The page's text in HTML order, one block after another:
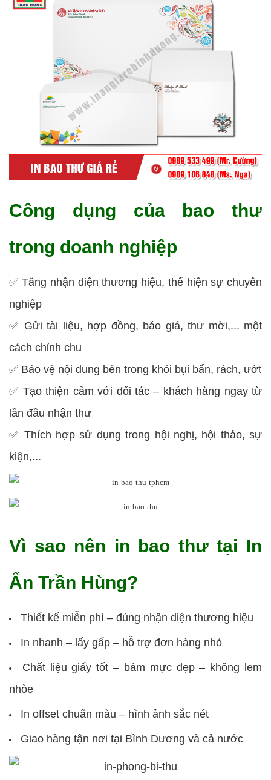
Công dụng của bao thư
trong doanh nghiệp
✅ Tăng nhận diện thương hiệu, thể hiện sự chuyên
nghiệp
✅ Gửi tài liệu, hợp đồng, báo giá, thư mời,... một
cách chỉnh chu
✅ Bảo vệ nội dung bên trong khỏi bụi bẩn, rách, ướt
✅ Tạo thiện cảm với đối tác – khách hàng ngay từ
lần đầu nhận thư
✅ Thích hợp sử dụng trong hội nghị, hội thảo, sự
kiện,...
Vì sao nên in bao thư tại In
Ấn Trần Hùng?
Thiết kế miễn phí – đúng nhận diện thương hiệu
In nhanh – lấy gấp – hỗ trợ đơn hàng nhỏ
Chất liệu giấy tốt – bám mực đẹp – không lem
nhòe
In offset chuẩn màu – hình ảnh sắc nét
Giao hàng tận nơi tại Bình Dương và cả nước